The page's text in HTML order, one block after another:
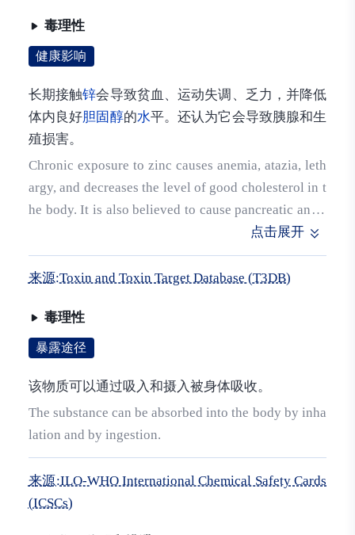
毒理性
健康影响
长期接触锌会导致贫血、运动失调、乏力，并降低
体内良好胆固醇的水平。还认为它会导致胰腺和生
殖损害。
Chronic exposure to zinc causes anemia, atazia, leth
argy, and decreases the level of good cholesterol in t
he body. It is also believed to cause pancreatic and r
点击展开
来源:Toxin and Toxin Target Database (T3DB)
毒理性
暴露途径
该物质可以通过吸入和摄入被身体吸收。
The substance can be absorbed into the body by inha
lation and by ingestion.
来源:ILO-WHO International Chemical Safety Cards
(ICSCs)